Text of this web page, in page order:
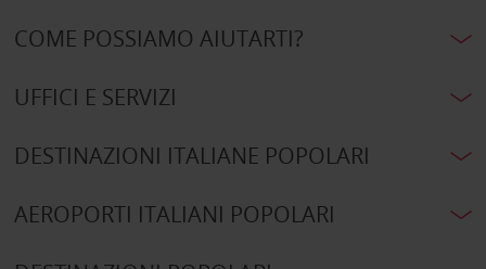
COME POSSIAMO AIUTARTI?
UFFICI E SERVIZI
DESTINAZIONI ITALIANE POPOLARI
AEROPORTI ITALIANI POPOLARI